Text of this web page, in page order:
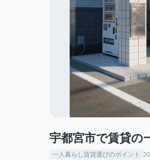
宇都宮市で賃貸の
一人暮らし賃貸選びのポイント